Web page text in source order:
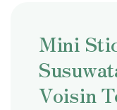
Mini
Voisin